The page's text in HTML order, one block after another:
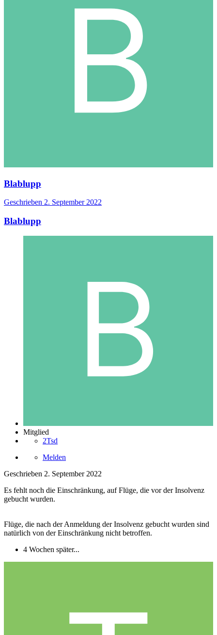
Blablupp
Geschrieben 2. September 2022
Blablupp
Mitglied
2Tsd
Melden
Geschrieben 2. September 2022
Es fehlt noch die Einschränkung, auf Flüge, die vor der Insolvenz
gebucht wurden.
Flüge, die nach der Anmeldung der Insolvenz gebucht wurden sind
natürlich von der Einschränkung nicht betroffen.
4 Wochen später...